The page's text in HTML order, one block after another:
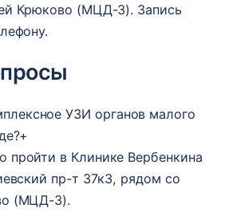
Крюково (МЦД-3). Запись
УЗИ органов малого
+
пройти в Клинике Вербенкина
пр-т 37к3, рядом со
(МЦД-3).